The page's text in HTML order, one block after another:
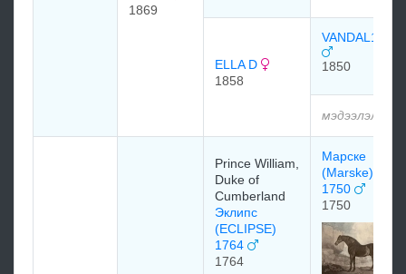
1869
ELLA D
1858
VANDAL1850
1850
мэдээлэлгүй
Prince William,
Duke of
Cumberland
Эклипс
(ECLIPSE)
1764
1764
Марске
(Marske)
1750
1750